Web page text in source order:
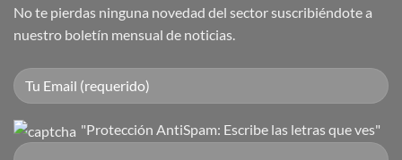
No te pierdas ninguna novedad del sector suscribiéndote a
nuestro boletín mensual de noticias.
"Protección AntiSpam: Escribe las letras que ves"